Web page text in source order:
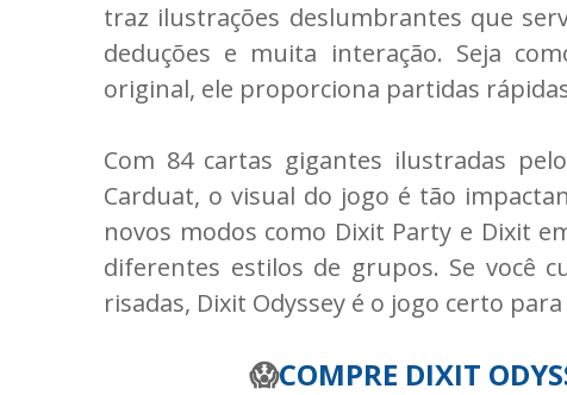
traz ilustrações deslumbrantes que
deduções e muita interação. Seja
original, ele proporciona partidas
Com 84 cartas gigantes ilustradas
Carduat, o visual do jogo é tão
novos modos como Dixit Party e Dixit
diferentes estilos de grupos. Se você
risadas, Dixit Odyssey é o jogo certo
😱COMPRE DIXIT